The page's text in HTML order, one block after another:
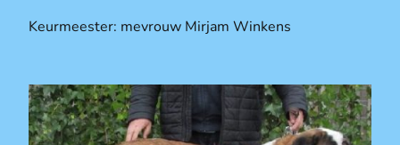
Keurmeester: mevrouw Mirjam Winkens